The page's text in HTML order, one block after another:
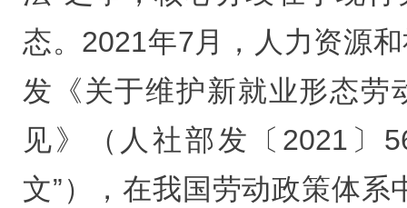
态。2021年7月，人力资源
发《关于维护新就业形态劳
见》（人社部发〔2021〕
文”），在我国劳动政策体系